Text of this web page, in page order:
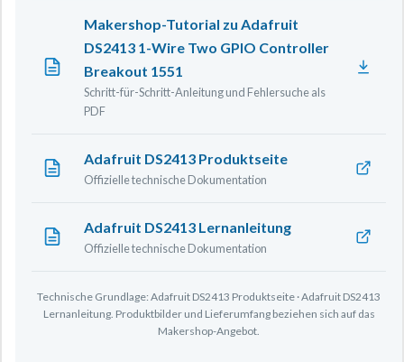
Makershop-Tutorial zu Adafruit
DS2413 1-Wire Two GPIO Controller
Breakout 1551
Schritt-für-Schritt-Anleitung und Fehlersuche als
PDF
Adafruit DS2413 Produktseite
Offizielle technische Dokumentation
Adafruit DS2413 Lernanleitung
Offizielle technische Dokumentation
Technische Grundlage: Adafruit DS2413 Produktseite · Adafruit DS2413
Lernanleitung. Produktbilder und Lieferumfang beziehen sich auf das
Makershop-Angebot.